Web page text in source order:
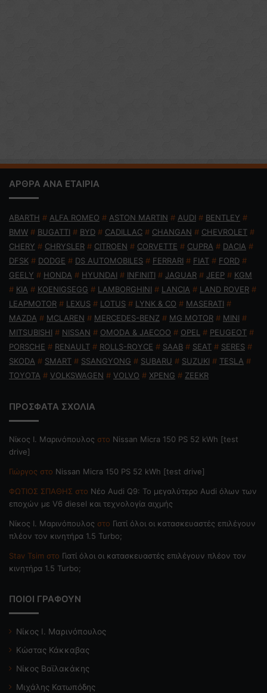
ΑΡΘΡΑ ΑΝΑ ΕΤΑΙΡΙΑ
ABARTH # ALFA ROMEO # ASTON MARTIN # AUDI # BENTLEY #
BMW # BUGATTI # BYD # CADILLAC # CHANGAN # CHEVROLET #
CHERY # CHRYSLER # CITROEN # CORVETTE # CUPRA # DACIA #
DFSK # DODGE # DS AUTOMOBILES # FERRARI # FIAT # FORD #
GEELY # HONDA # HYUNDAI # INFINITI # JAGUAR # JEEP # KGM
# KIA # KOENIGSEGG # LAMBORGHINI # LANCIA # LAND ROVER #
LEAPMOTOR # LEXUS # LOTUS # LYNK & CO # MASERATI #
MAZDA # MCLAREN # MERCEDES-BENZ # MG MOTOR # MINI #
MITSUBISHI # NISSAN # OMODA & JAECOO # OPEL # PEUGEOT #
PORSCHE # RENAULT # ROLLS-ROYCE # SAAB # SEAT # SERES #
SKODA # SMART # SSANGYONG # SUBARU # SUZUKI # TESLA #
TOYOTA # VOLKSWAGEN # VOLVO # XPENG # ZEEKR
ΠΡΟΣΦΑΤΑ ΣΧΟΛΙΑ
Nίκος Ι. Mαρινόπουλος στο Nissan Micra 150 PS 52 kWh [test
drive]
Γιώργος στο Nissan Micra 150 PS 52 kWh [test drive]
ΦΩΤΙΟΣ ΣΠΑΘΗΣ στο Νέο Audi Q9: Το μεγαλύτερο Audi όλων των
εποχών με V6 diesel και τεχνολογία αιχμής
Nίκος Ι. Mαρινόπουλος στο Γιατί όλοι οι κατασκευαστές επιλέγουν
πλέον τον κινητήρα 1.5 Turbo;
Stav Tsim στο Γιατί όλοι οι κατασκευαστές επιλέγουν πλέον τον
κινητήρα 1.5 Turbo;
ΠΟΙΟΙ ΓΡΑΦΟΥΝ
Νίκος Ι. Μαρινόπουλος
Κώστας Κάκκαβας
Νίκος Βαϊλακάκης
Μιχάλης Κατωπόδης